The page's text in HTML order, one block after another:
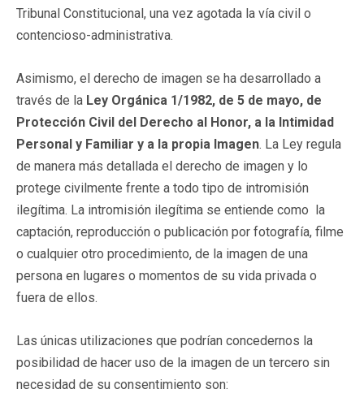
Tribunal Constitucional, una vez agotada la vía civil o
contencioso-administrativa.
Asimismo, el derecho de imagen se ha desarrollado a
través de la Ley Orgánica 1/1982, de 5 de mayo, de
Protección Civil del Derecho al Honor, a la Intimidad
Personal y Familiar y a la propia Imagen. La Ley regula
de manera más detallada el derecho de imagen y lo
protege civilmente frente a todo tipo de intromisión
ilegítima. La intromisión ilegítima se entiende como la
captación, reproducción o publicación por fotografía, filme
o cualquier otro procedimiento, de la imagen de una
persona en lugares o momentos de su vida privada o
fuera de ellos.
Las únicas utilizaciones que podrían concedernos la
posibilidad de hacer uso de la imagen de un tercero sin
necesidad de su consentimiento son: